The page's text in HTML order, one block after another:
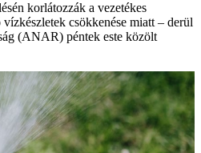
korlátozzák a vezetékes
csökkenése miatt – derül
(ANAR) péntek este közölt